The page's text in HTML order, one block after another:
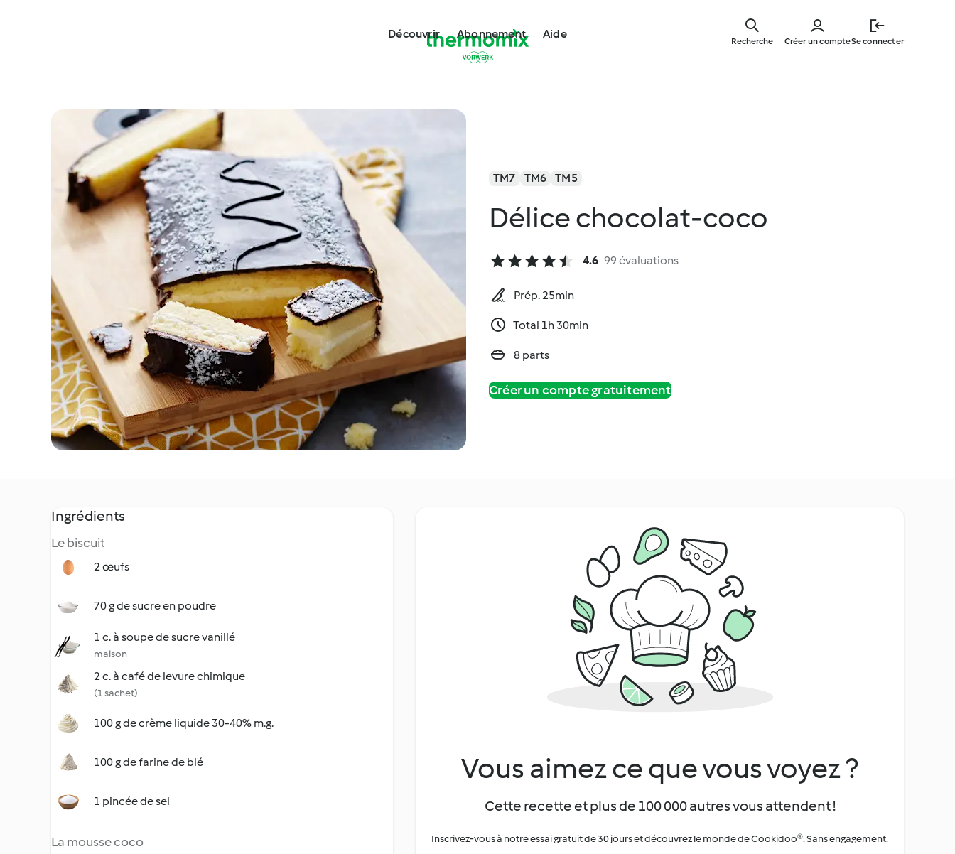
main
Découvrir Abonnement Aide
Créer un compteSe connecter
Recherche
TM7 TM6 TM5
Délice chocolat-coco
4.6 99 évaluations
Prép. 25min
Total 1h 30min
8 parts
Créer un compte gratuitement
Ingrédients
Le biscuit
2 œufs
70 g de sucre en poudre
1 c. à soupe de sucre vanillé
maison
2 c. à café de levure chimique
(1 sachet)
100 g de crème liquide 30-40% m.g.
100 g de farine de blé
1 pincée de sel
La mousse coco
Vous aimez ce que vous voyez ?
Cette recette et plus de 100 000 autres vous attendent !
Inscrivez-vous à notre essai gratuit de 30 jours et découvrez le monde de Cookidoo®. Sans engagement.